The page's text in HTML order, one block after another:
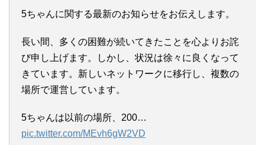
5ちゃんに関する最新のお知らせをお伝えします。
長い間、多くの困難が続いてきたことを心よりお詫
び申し上げます。しかし、状況は徐々に良くなって
きています。新しいネットワークに移行し、複数の
場所で運営しています。
5ちゃんは以前の場所、200…
pic.twitter.com/MEvh6gW2VD